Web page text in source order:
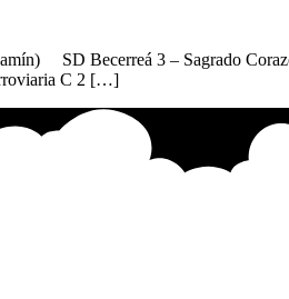
SD Becerreá 3 – Sagrado
C 2 […]